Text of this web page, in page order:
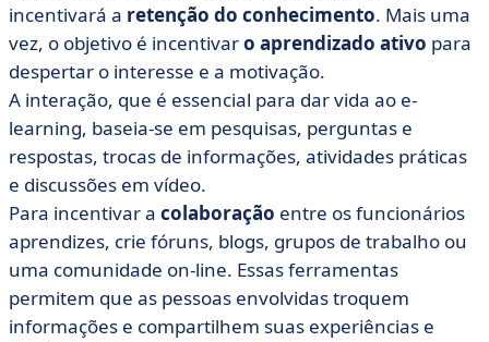
incentivará a retenção do conhecimento. Mais uma
vez, o objetivo é incentivaro aprendizado ativo para
despertar o interesse e a motivação.
A interação, que é essencial para dar vida ao e-
learning, baseia-se em pesquisas, perguntas e
respostas, trocas de informações, atividades práticas
e discussões em vídeo.
Para incentivar a colaboração entre os funcionários
aprendizes, crie fóruns, blogs, grupos de trabalho ou
uma comunidade on-line. Essas ferramentas
permitem que as pessoas envolvidas troquem
informações e compartilhem suas experiências e